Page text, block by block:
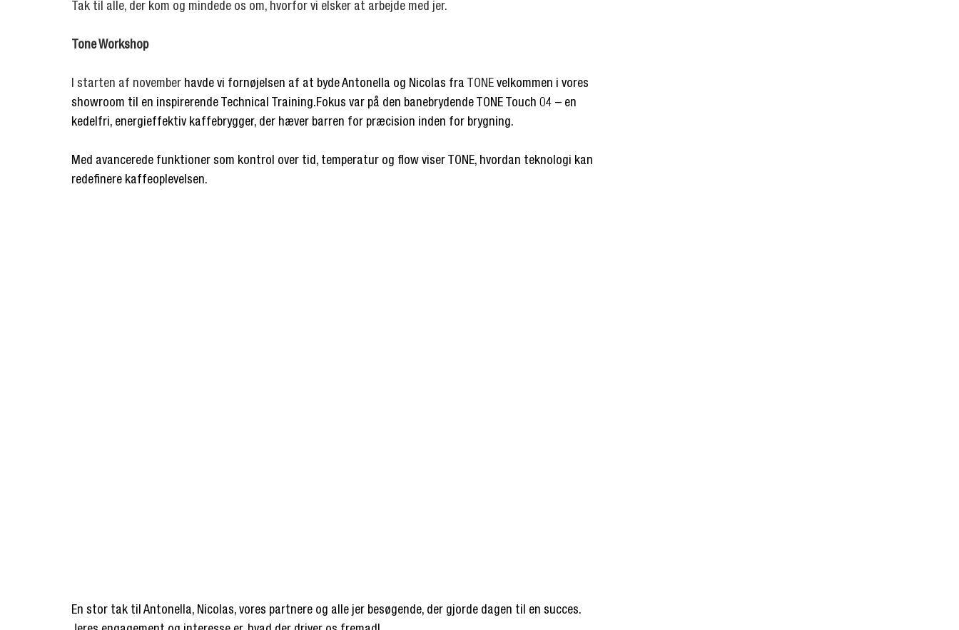
Tak til alle, der kom og mindede os om, hvorfor vi elsker at arbejde med jer.
Tone Workshop
I starten af november havde vi fornøjelsen af at byde Antonella og Nicolas fra TONE velkommen i vores
showroom til en inspirerende Technical Training.Fokus var på den banebrydende TONE Touch 04 – en
kedelfri, energieffektiv kaffebrygger, der hæver barren for præcision inden for brygning.
Med avancerede funktioner som kontrol over tid, temperatur og flow viser TONE, hvordan teknologi kan
redefinere kaffeoplevelsen.
En stor tak til Antonella, Nicolas, vores partnere og alle jer besøgende, der gjorde dagen til en succes.